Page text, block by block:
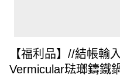
【福利品】//結帳輸
Vermicular琺瑯鑄鐵